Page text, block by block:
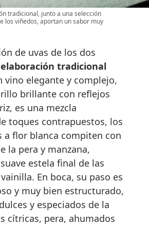
tradicional, junto a una selección
los viñedos, aportan un sabor muy
de uvas de los dos
tradicional
vino elegante y complejo,
brillante con reflejos
es una mezcla
toques contrapuestos, los
a flor blanca compiten con
la pera y manzana,
estela final de las
En boca, su paso es
y muy bien estructurado,
y especiados de la
cítricas, pera, ahumados